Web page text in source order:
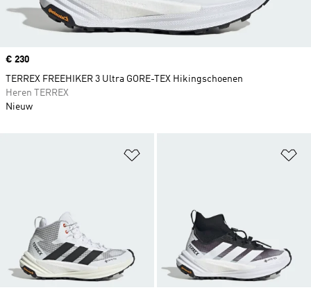
Price
€ 230
TERREX FREEHIKER 3 Ultra GORE-TEX Hikingschoenen
Heren TERREX
Nieuw